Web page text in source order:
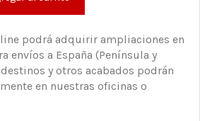
podrá adquirir ampliaciones en
envíos a España (Península y
y otros acabados podrán
en nuestras oficinas o